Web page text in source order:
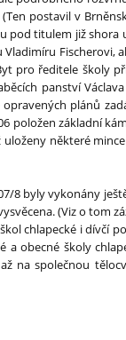
postavil v
pod titulem již
Fischerovi,
pro ředitele školy
panství
plánů
položen základní
některé
8 byly vykonány
(Viz o tom
chlapecké i dívčí
obecné školy
na společnou